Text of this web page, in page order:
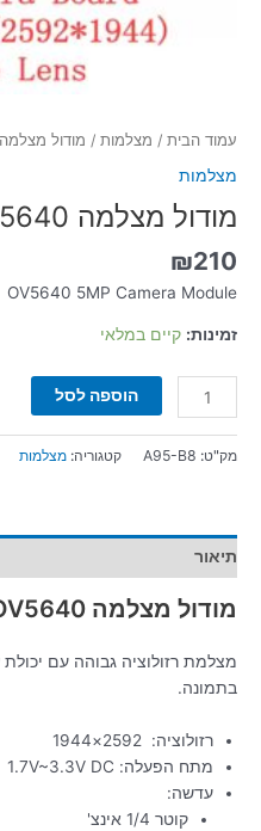
עמוד הבית / מצלמות / מודול מצלמה 5MP OV5640
מצלמות
מודול מצלמה 5MP OV5640
₪210
OV5640 5MP Camera Module
זמינות: קיים במלאי
הוספה לסל
מק"ט: A95-B8 קטגוריה: מצלמות
תיאור
מודול מצלמה 5MP OV5640
מצלמת רזולוציה גבוהה עם יכולת
בתמונה.
רזולוציה: 2592×1944
מתח הפעלה: 1.7V~3.3V DC
עדשה:
קוטר 1/4 אינצ'